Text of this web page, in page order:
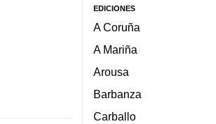
EDICIONES
A Coruña
A Mariña
Arousa
Barbanza
Carballo